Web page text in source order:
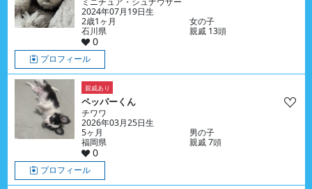
2024年07月19日生
2歳1ヶ月
女の子
石川県
親戚 13頭
0
プロフィール
親戚あり
ペッパーくん
チワワ
2026年03月25日生
5ヶ月
男の子
福岡県
親戚 7頭
0
プロフィール